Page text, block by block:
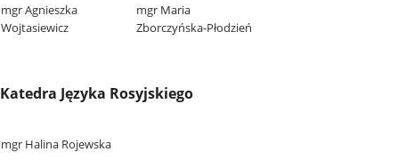
mgr Agnieszka
Wojtasiewicz
mgr Maria
Zborczyńska-Płodzień
Katedra Języka Rosyjskiego
mgr Halina Rojewska